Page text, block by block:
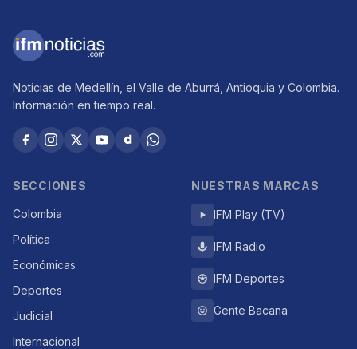
Noticias de Medellín, el Valle de Aburrá, Antioquia y Colombia.
Información en tiempo real.
SECCIONES
Colombia
Política
Económicas
Deportes
Judicial
Internacional
NUESTRAS MARCAS
IFM Play (TV)
IFM Radio
IFM Deportes
Gente Bacana